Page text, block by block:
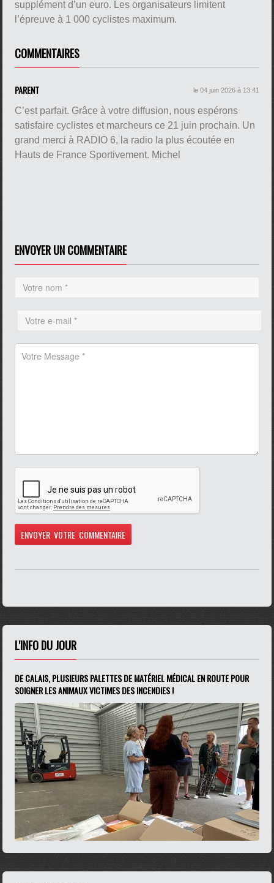
supplément d’un euro. Les organisateurs limitent
l’épreuve à 1 000 cyclistes maximum.
COMMENTAIRES
PARENT le 04 juin 2026 à 13:41
C’est parfait. Grâce à votre diffusion, nous espérons
satisfaire cyclistes et marcheurs ce 21 juin prochain. Un
grand merci à RADIO 6, la radio la plus écoutée en
Hauts de France Sportivement. Michel
ENVOYER UN COMMENTAIRE
L'INFO DU JOUR
DE CALAIS, PLUSIEURS PALETTES DE MATÉRIEL MÉDICAL EN ROUTE POUR
SOIGNER LES ANIMAUX VICTIMES DES INCENDIES !